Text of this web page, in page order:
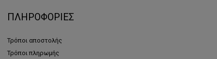
ΠΛΗΡΟΦΟΡΙΕΣ
Τρόποι αποστολής
Τρόποι πληρωμής